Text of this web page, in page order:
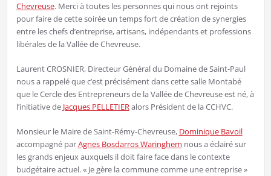
Chevreuse. Merci à toutes les personnes qui nous ont rejoints
pour faire de cette soirée un temps fort de création de synergies
entre les chefs d’entreprise, artisans, indépendants et professions
libérales de la Vallée de Chevreuse.
Laurent CROSNIER, Directeur Général du Domaine de Saint-Paul
nous a rappelé que c’est précisément dans cette salle Montabé
que le Cercle des Entrepreneurs de la Vallée de Chevreuse est né, à
l’initiative de Jacques PELLETIERalors Président de la CCHVC.
Monsieur le Maire de Saint-Rémy-Chevreuse, Dominique Bavoil
accompagné parAgnes Bosdarros Waringhem nous a éclairé sur
les grands enjeux auxquels il doit faire face dans le contexte
budgétaire actuel. « Je gère la commune comme une entreprise »